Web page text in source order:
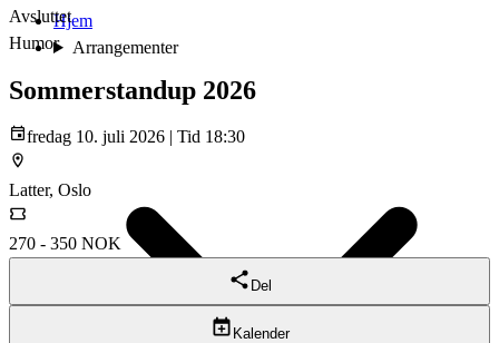
Hjem
Arrangementer
Avsluttet
Humor
Sommerstandup 2026
fredag 10. juli 2026 | Tid 18:30
Latter, Oslo
270 - 350 NOK
Del
Kalender